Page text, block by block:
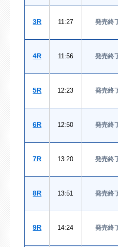
3R 11:27 発売終
4R 11:56 発売終
5R 12:23 発売終
6R 12:50 発売終
7R 13:20 発売終
8R 13:51 発売終
9R 14:24 発売終